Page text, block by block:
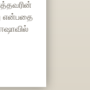
என்பதை